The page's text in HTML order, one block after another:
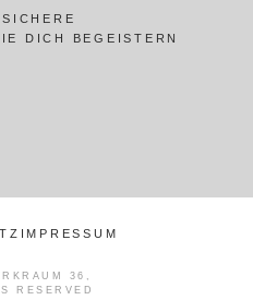
DICH BEGEISTERN
IMPRESSUM
36
RESERVED